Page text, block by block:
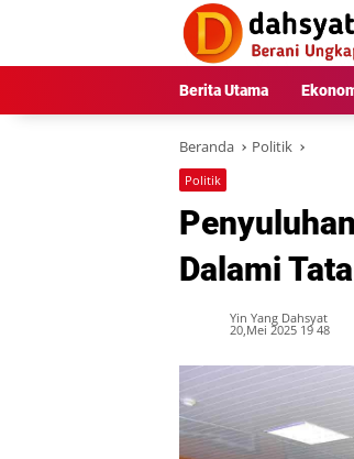
Berita Utama
Beranda Politik
Politik
Dalami
Yin Yang Dahsyat
20,Mei 2025 19 48